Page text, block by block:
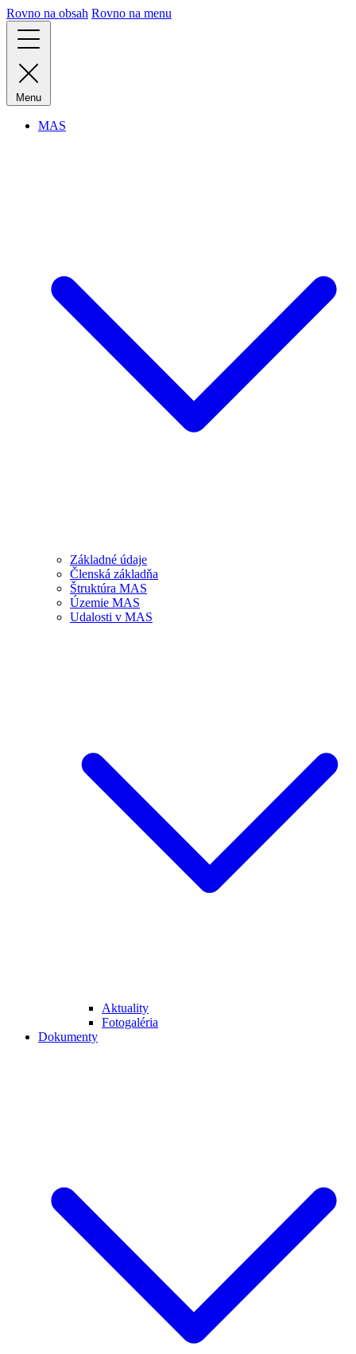
Rovno na obsah Rovno na menu
Menu
MAS
Základné údaje
Členská základňa
Štruktúra MAS
Územie MAS
Udalosti v MAS
Aktuality
Fotogaléria
Dokumenty